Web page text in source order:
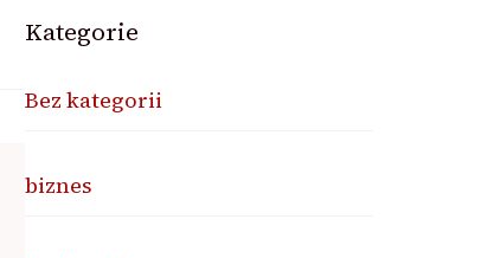
Kategorie
Bez kategorii
biznes